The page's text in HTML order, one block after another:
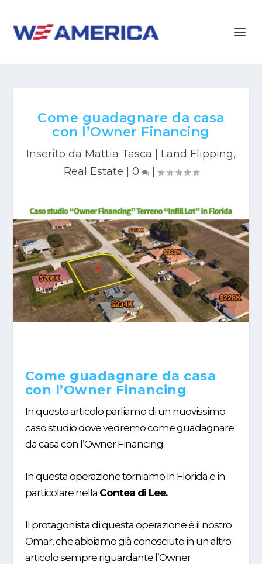
Come guadagnare da casa
con l’Owner Financing
Inserito da Mattia Tasca Land Flipping,
Real Estate
0 |
Come guadagnare da casa
con l’Owner Financing
In questo articolo parliamo di un nuovissimo
caso studio dove vedremo come guadagnare
da casa con l’Owner Financing.
In questa operazione torniamo in Florida e in
particolare nella Contea di Lee.
Il protagonista di questa operazione è il nostro
Omar, che abbiamo già conosciuto in un altro
articolo sempre riguardante l’Owner